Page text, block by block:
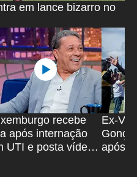
em lance bizarro no
recebe
após internação
UTI e posta vídeo;
Ex-
após